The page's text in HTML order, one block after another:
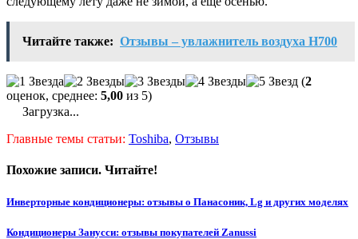
Читайте также: Отзывы – увлажнитель воздуха H700
(2
оценок, среднее: 5,00 из 5)
Загрузка...
Главные темы статьи: Toshiba, Отзывы
Похожие записи. Читайте!
Инверторные кондиционеры: отзывы о Панасоник, Lg и других моделях
Кондиционеры Занусси: отзывы покупателей Zanussi